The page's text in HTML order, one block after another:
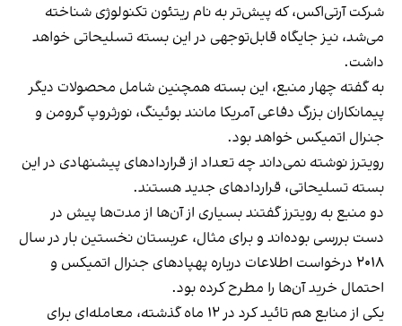
شرکت آر‌تی‌اکس، که پیش‌تر به نام ریتئون تکنولوژی شناخته
می‌شد، نیز جایگاه قابل‌توجهی در این بسته تسلیحاتی خواهد
داشت.
به گفته چهار منبع، این بسته همچنین شامل محصولات دیگر
پیمانکاران بزرگ دفاعی آمریکا مانند بوئینگ، نورثروپ گرومن و
جنرال اتمیکس خواهد بود.
رویترز نوشته نمی‌داند چه تعداد از قراردادهای پیشنهادی در این
بسته تسلیحاتی، قراردادهای جدید هستند.
دو منبع به رویترز گفتند بسیاری از آن‌ها از مدت‌ها پیش در
دست بررسی بوده‌اند و برای مثال، عربستان نخستین بار در سال
۲۰۱۸ درخواست اطلاعات درباره پهپادهای جنرال اتمیکس و
احتمال خرید آن‌ها را مطرح کرده بود.
یکی از منابع هم تائید کرد در ۱۲ ماه گذشته، معامله‌ای برای